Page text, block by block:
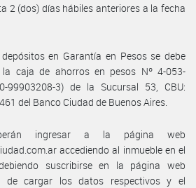
2 (dos) días hábiles anteriores a la fecha
en Garantía en Pesos se debe
caja de ahorros en pesos Nº 4-053-
99903208-3) de la Sucursal 53, CBU:
del Banco Ciudad de Buenos Aires.
ingresar a la página web
accediendo al inmueble en el
suscribirse en la página web
de cargar los datos respectivos y el